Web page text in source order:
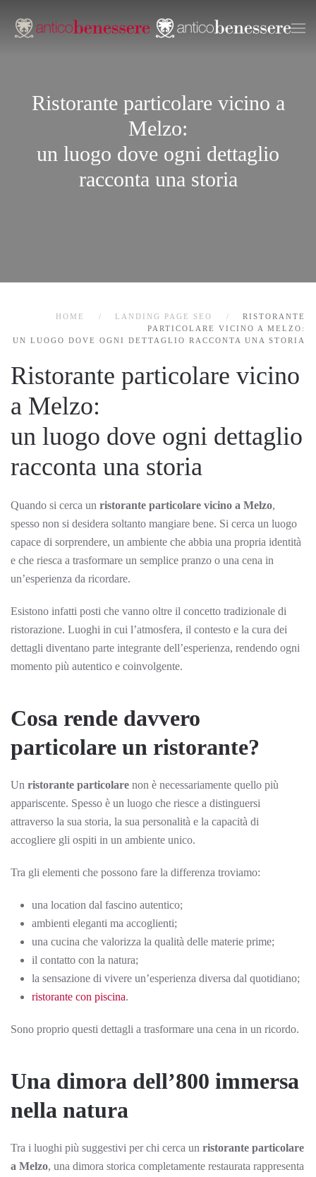
Passa
Ristorante particolare vicino a
Melzo:
un luogo dove ogni dettaglio
racconta una storia
HOME LANDING PAGE SEO
RISTORANTE
PARTICOLARE VICINO A MELZO:
UN LUOGO DOVE OGNI DETTAGLIO RACCONTA UNA STORIA
Ristorante particolare vicino
a Melzo:
un luogo dove ogni dettaglio
racconta una storia
Quando si cerca un ristorante particolare vicino a Melzo,
spesso non si desidera soltanto mangiare bene. Si cerca un luogo
capace di sorprendere, un ambiente che abbia una propria identità
e che riesca a trasformare un semplice pranzo o una cena in
un’esperienza da ricordare.
Esistono infatti posti che vanno oltre il concetto tradizionale di
ristorazione. Luoghi in cui l’atmosfera, il contesto e la cura dei
dettagli diventano parte integrante dell’esperienza, rendendo ogni
momento più autentico e coinvolgente.
Cosa rende davvero
particolare un ristorante?
Un ristorante particolare non è necessariamente quello più
appariscente. Spesso è un luogo che riesce a distinguersi
attraverso la sua storia, la sua personalità e la capacità di
accogliere gli ospiti in un ambiente unico.
Tra gli elementi che possono fare la differenza troviamo:
una location dal fascino autentico;
ambienti eleganti ma accoglienti;
una cucina che valorizza la qualità delle materie prime;
il contatto con la natura;
la sensazione di vivere un’esperienza diversa dal quotidiano;
ristorante con piscina.
Sono proprio questi dettagli a trasformare una cena in un ricordo.
Una dimora dell’800 immersa
nella natura
Tra i luoghi più suggestivi per chi cerca un ristorante particolare
a Melzo, una dimora storica completamente restaurata rappresenta